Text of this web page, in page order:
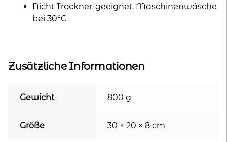
Nicht Trockner-geeignet. Maschinenwäsche
bei 30°C
Zusätzliche Informationen
Gewicht 800 g
Größe 30 × 20 × 8 cm